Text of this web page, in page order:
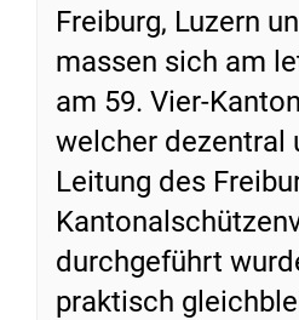
Freiburg, Luzern
massen sich am
am 59. Vier-
welcher dezentral
Leitung des
durchgeführt
praktisch